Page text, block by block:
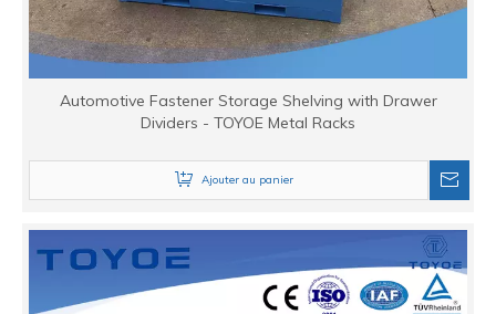
Automotive Fastener Storage Shelving with Drawer
Dividers - TOYOE Metal Racks
Ajouter au panier